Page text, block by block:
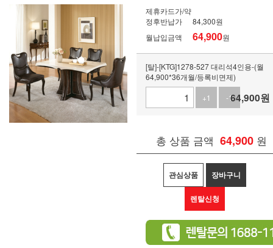
제휴카드가/약
정후반납가
84,300원
월납입금액
64,900원
[탈]-[KTG]1278-527 대리석4인용-(월
64,900*36개월/등록비면제)
+1
-164,900원
총 상품 금액 64,900 원
관심상품 장바구니
렌탈신청